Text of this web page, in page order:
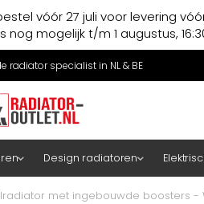
vóór 27 juli voor levering
mogelijk t/m 1 augustus,
radiator specialist in NL & BE
Design radiatoren
met ingebouwde boosters -